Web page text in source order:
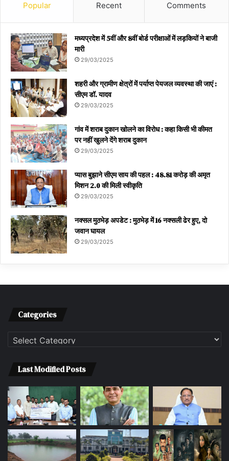
Popular Recent Comments
मध्यप्रदेश में 5वीं और 8वीं बोर्ड परीक्षाओं में लड़कियों ने बाजी
मारी
29/03/2025
शहरी और ग्रामीण क्षेत्रों में पर्याप्त पेयजल व्यवस्था की जाएं :
सीएम डॉ. यादव
29/03/2025
गांव में शराब दुकान खोलने का विरोध : कहा किसी भी कीमत
पर नहीं खुलने देंगे शराब दुकान
29/03/2025
प्यास बुझाने सीएम साय की पहल : 48.81 करोड़ की अमृत
मिशन 2.0 की मिली स्वीकृति
29/03/2025
नक्सल मुठभेड़ अपडेट : मुठभेड़ में 16 नक्सली ढेर हुए, दो
जवान घायल
29/03/2025
Categories
Categories
Last Modified Posts